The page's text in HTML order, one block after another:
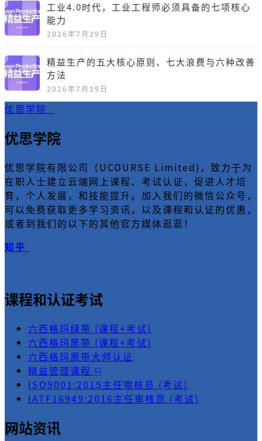
工业4.0时代，工业工程师必须具备的七项核心
能力
2026年7月29日
精益生产的五大核心原则、七大浪费与六种改善
方法
2026年7月29日
优思学院
优思学院
优思学院有限公司（UCOURSE Limited)，致力于为
在职人士建立云端网上课程、考试认证，促进人才培
育，个人发展，和技能提升。加入我们的微信公众号，
可以免费获取更多学习资讯，以及课程和认证的优惠，
或者到我们的以下的其他官方媒体逛逛！
知乎
课程和认证考试
六西格玛绿带 (课程+考试)
六西格玛黑带 (课程+考试)
六西格玛黑带大师认证
精益管理课程 ⍇
ISO9001:2015主任审核员 (考试)
IATF16949:2016主任审核员 (考试)
网站资讯